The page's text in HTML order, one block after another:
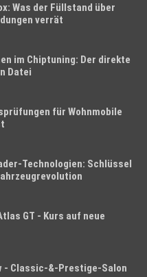
Was der Füllstand über
verrät
im Chiptuning: Der direkte
Datei
für Wohnmobile
Technologien: Schlüssel
GT - Kurs auf neue
- Classic-&-Prestige-Salon